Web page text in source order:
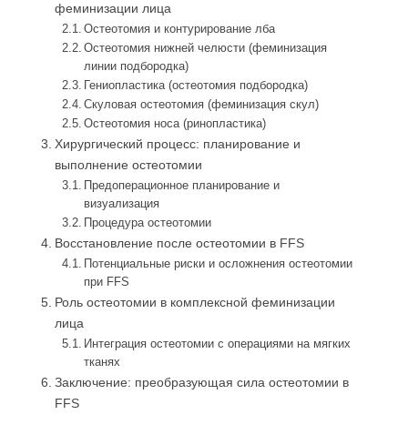
феминизации лица
Остеотомия и контурирование лба
Остеотомия нижней челюсти (феминизация
линии подбородка)
Гениопластика (остеотомия подбородка)
Скуловая остеотомия (феминизация скул)
Остеотомия носа (ринопластика)
Хирургический процесс: планирование и
выполнение остеотомии
Предоперационное планирование и
визуализация
Процедура остеотомии
Восстановление после остеотомии в FFS
Потенциальные риски и осложнения остеотомии
при FFS
Роль остеотомии в комплексной феминизации
лица
Интеграция остеотомии с операциями на мягких
тканях
Заключение: преобразующая сила остеотомии в
FFS